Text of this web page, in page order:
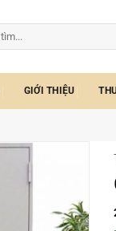
GIỚI THIỆU